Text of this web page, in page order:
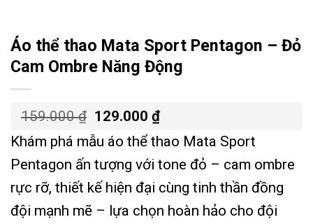
Áo thể thao Mata Sport Pentagon – Đỏ
Cam Ombre Năng Động
159.000₫ Giá
là:
159.000 ₫.
129.000₫Giá
tại
là:
129.000 ₫.
Khám phá mẫu áo thể thao Mata Sport
Pentagon ấn tượng với tone đỏ – cam ombre
rực rỡ, thiết kế hiện đại cùng tinh thần đồng
đội mạnh mẽ – lựa chọn hoàn hảo cho đội